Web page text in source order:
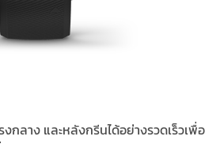
กลาง และหลังกรีนได้อย่างรวดเร็วเพื่อ